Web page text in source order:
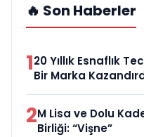
🔥 Son Haberler
120 Yıllık Esnaflık
Bir Marka
2M Lisa ve Dolu
Birliği: “Vişne”